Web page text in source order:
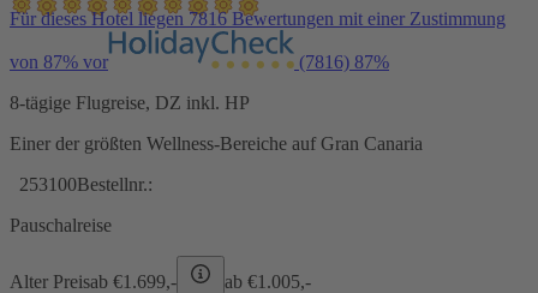
Für dieses Hotel liegen 7816 Bewertungen mit einer Zustimmung
von 87% vor (7816) 87%
8-tägige Flugreise, DZ inkl. HP
Einer der größten Wellness-Bereiche auf Gran Canaria
253100Bestellnr.:
Pauschalreise
Alter Preisab €1.699,- ab €1.005,-